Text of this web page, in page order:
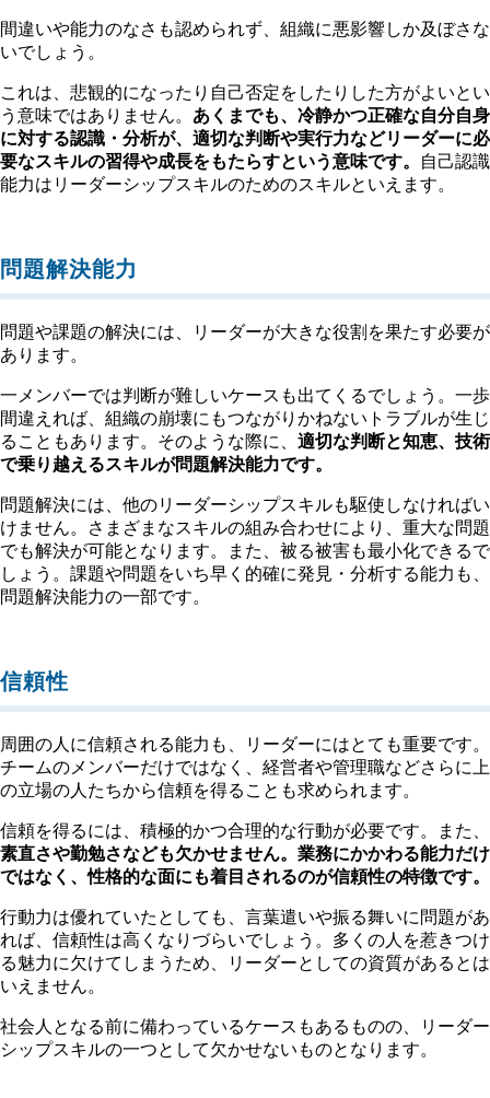
間違いや能力のなさも認められず、組織に悪影響しか及ぼさな
いでしょう。
これは、悲観的になったり自己否定をしたりした方がよいとい
う意味ではありません。 あくまでも、冷静かつ正確な自分自身
に対する認識・分析が、適切な判断や実行力などリーダーに必
要なスキルの習得や成長をもたらすという意味です。
自己認識
能力はリーダーシップスキルのためのスキルといえます。
問題解決能力
問題や課題の解決には、リーダーが大きな役割を果たす必要が
あります。
一メンバーでは判断が難しいケースも出てくるでしょう。一歩
間違えれば、組織の崩壊にもつながりかねないトラブルが生じ
ることもあります。そのような際に、 適切な判断と知恵、技術
で乗り越えるスキルが問題解決能力です。
問題解決には、他のリーダーシップスキルも駆使しなければい
けません。さまざまなスキルの組み合わせにより、重大な問題
でも解決が可能となります。また、被る被害も最小化できるで
しょう。課題や問題をいち早く的確に発見・分析する能力も、
問題解決能力の一部です。
信頼性
周囲の人に信頼される能力も、リーダーにはとても重要です。
チームのメンバーだけではなく、経営者や管理職などさらに上
の立場の人たちから信頼を得ることも求められます。
信頼を得るには、積極的かつ合理的な行動が必要です。また、
素直さや勤勉さなども欠かせません。業務にかかわる能力だけ
ではなく、性格的な面にも着目されるのが信頼性の特徴です。
行動力は優れていたとしても、言葉遣いや振る舞いに問題があ
れば、信頼性は高くなりづらいでしょう。多くの人を惹きつけ
る魅力に欠けてしまうため、リーダーとしての資質があるとは
いえません。
社会人となる前に備わっているケースもあるものの、リーダー
シップスキルの一つとして欠かせないものとなります。